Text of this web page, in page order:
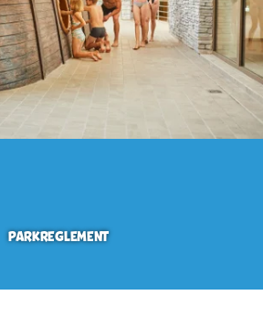
PARKREGLEMENT